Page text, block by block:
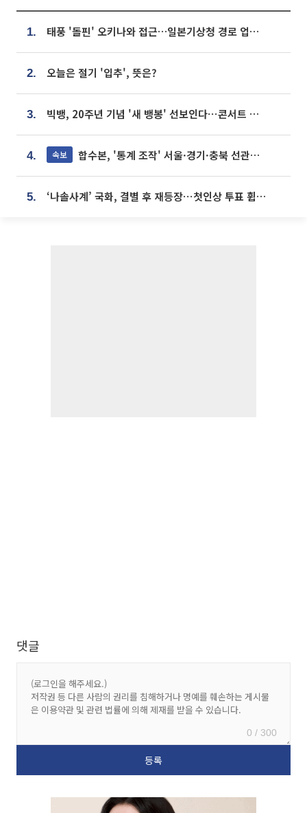
1. 태풍 '돌핀' 오키나와 접근…일본기상청 경로 업데이트
2. 오늘은 절기 '입추', 뜻은?
3. 빅뱅, 20주년 기념 '새 뱅봉' 선보인다⋯콘서트 앞두고 팝업 개최
4. 속보 합수본, '통계 조작' 서울·경기·충북 선관위 등 추가 압수수색
5. ‘나솔사계’ 국화, 결별 후 재등장⋯첫인상 투표 휩쓸고 ‘인기녀’ 등극
댓글
0 / 300